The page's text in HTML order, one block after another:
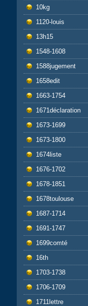
10kg
1120-louis
13h15
1548-1608
1588jugement
1658edit
1663-1754
1671déclaration
1673-1699
1673-1800
1674liste
1676-1702
1678-1851
1678toulouse
1687-1714
1691-1747
1699comté
16th
1703-1738
1706-1709
1711lettre